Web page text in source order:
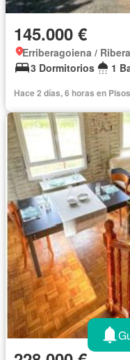
145.000 €
Erriberagoiena /
3 Dormitorios
1
Hace 2 días, 6 horas en